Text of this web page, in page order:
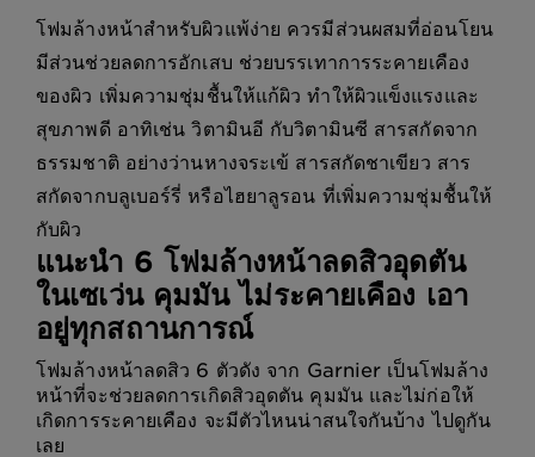
โฟมล้างหน้าสำหรับผิวแพ้ง่าย ควรมีส่วนผสมที่อ่อนโยน
มีส่วนช่วยลดการอักเสบ ช่วยบรรเทาการระคายเคือง
ของผิว เพิ่มความชุ่มชื้นให้แก้ผิว ทำให้ผิวแข็งแรงและ
สุขภาพดี อาทิเช่น วิตามินอี กับวิตามินซี สารสกัดจาก
ธรรมชาติ อย่างว่านหางจระเข้ สารสกัดชาเขียว สาร
สกัดจากบลูเบอร์รี่ หรือไฮยาลูรอน ที่เพิ่มความชุ่มชื้นให้
กับผิว
แนะนำ 6 โฟมล้างหน้าลดสิวอุดตัน
ในเซเว่น คุมมัน ไม่ระคายเคือง เอา
อยู่ทุกสถานการณ์
โฟมล้างหน้าลดสิว 6 ตัวดัง จาก Garnier เป็นโฟมล้าง
หน้าที่จะช่วยลดการเกิดสิวอุดตัน คุมมัน และไม่ก่อให้
เกิดการระคายเคือง จะมีตัวไหนน่าสนใจกันบ้าง ไปดูกัน
เลย